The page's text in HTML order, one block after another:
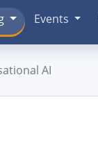
Events
AI